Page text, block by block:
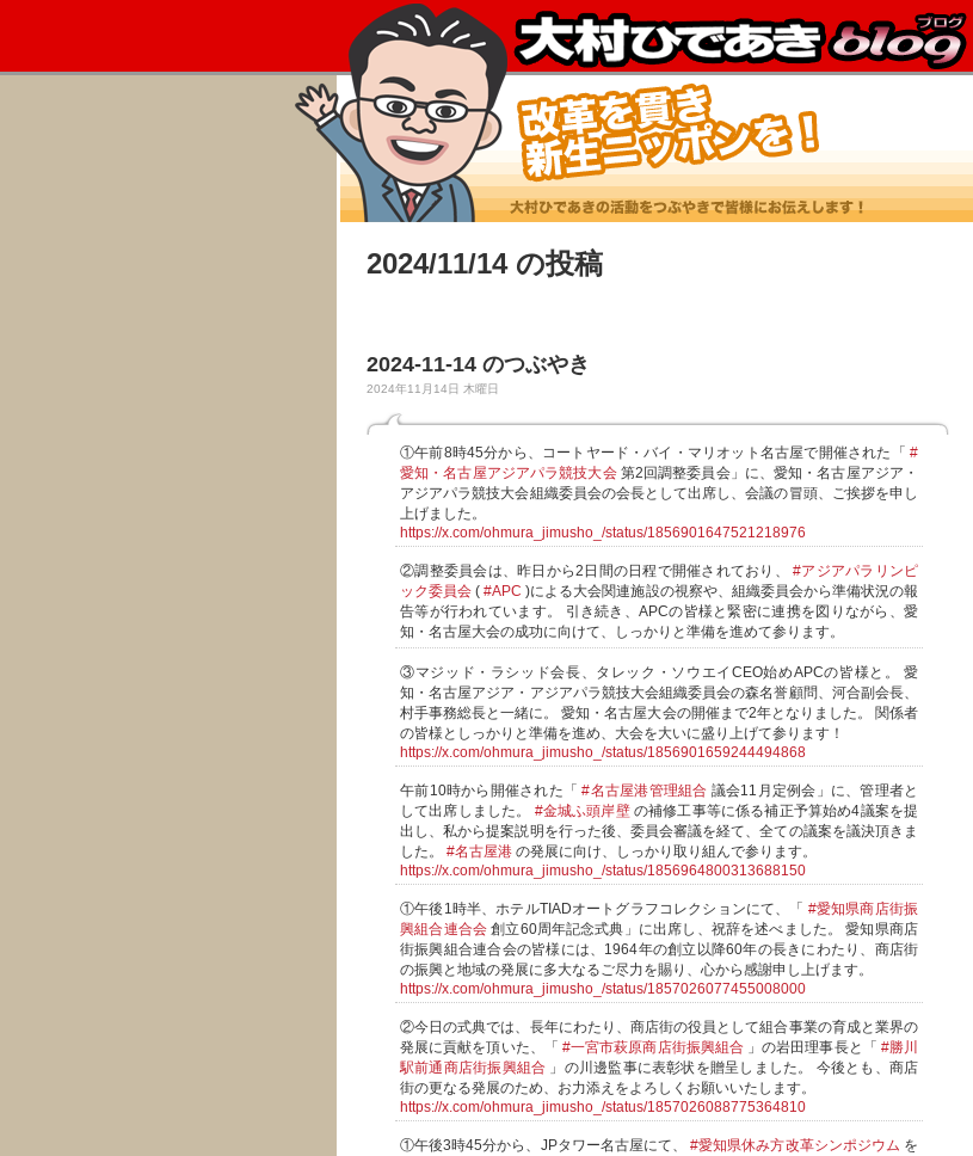
2024/11/14 の投稿
2024-11-14 のつぶやき
2024年11月14日 木曜日
①午前8時45分から、コートヤード・バイ・マリオット名古屋で開催された「 #
愛知・名古屋アジアパラ競技大会第2回調整委員会」に、愛知・名古屋アジア・
アジアパラ競技大会組織委員会の会長として出席し、会議の冒頭、ご挨拶を申し
上げました。
https://x.com/ohmura_jimusho_/status/1856901647521218976
②調整委員会は、昨日から2日間の日程で開催されており、 #アジアパラリンピ
ック委員会 (#APC )による大会関連施設の視察や、組織委員会から準備状況の報
告等が行われています。 引き続き、APCの皆様と緊密に連携を図りながら、愛
知・名古屋大会の成功に向けて、しっかりと準備を進めて参ります。
③マジッド・ラシッド会長、タレック・ソウエイCEO始めAPCの皆様と。 愛
知・名古屋アジア・アジアパラ競技大会組織委員会の森名誉顧問、河合副会長、
村手事務総長と一緒に。 愛知・名古屋大会の開催まで2年となりました。 関係者
の皆様としっかりと準備を進め、大会を大いに盛り上げて参ります！
https://x.com/ohmura_jimusho_/status/1856901659244494868
午前10時から開催された「#名古屋港管理組合 議会11月定例会」に、管理者と
して出席しました。 #金城ふ頭岸壁の補修工事等に係る補正予算始め4議案を提
出し、私から提案説明を行った後、委員会審議を経て、全ての議案を議決頂きま
した。 #名古屋港 の発展に向け、しっかり取り組んで参ります。
https://x.com/ohmura_jimusho_/status/1856964800313688150
①午後1時半、ホテルTIADオートグラフコレクションにて、「 #愛知県商店街振
興組合連合会 創立60周年記念式典」に出席し、祝辞を述べました。 愛知県商店
街振興組合連合会の皆様には、1964年の創立以降60年の長きにわたり、商店街
の振興と地域の発展に多大なるご尽力を賜り、心から感謝申し上げます。
https://x.com/ohmura_jimusho_/status/1857026077455008000
②今日の式典では、長年にわたり、商店街の役員として組合事業の育成と業界の
発展に貢献を頂いた、「 #一宮市萩原商店街振興組合」の岩田理事長と「 #勝川
駅前通商店街振興組合 」の川邊監事に表彰状を贈呈しました。 今後とも、商店
街の更なる発展のため、お力添えをよろしくお願いいたします。
https://x.com/ohmura_jimusho_/status/1857026088775364810
①午後3時45分から、JPタワー名古屋にて、#愛知県休み方改革シンポジウム を